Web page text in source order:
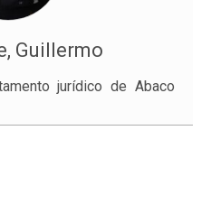
Guillermo
jurídico de Abaco